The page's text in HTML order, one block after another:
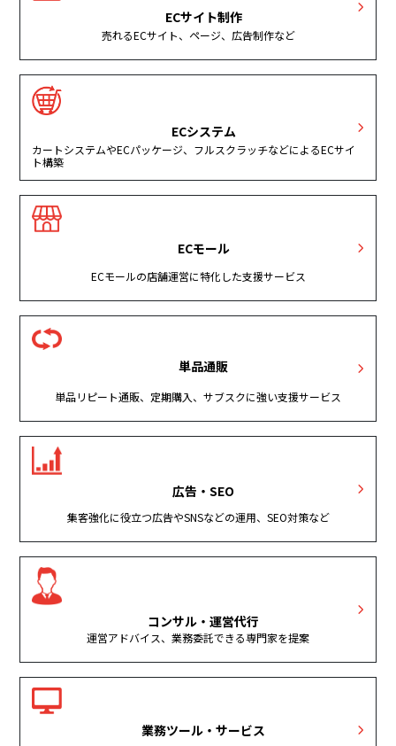
ECサイト制作
売れるECサイト、ページ、広告制作など
ECシステム
カートシステムやECパッケージ、フルスクラッチなどによるECサイ
ト構築
ECモール
ECモールの店舗運営に特化した支援サービス
単品通販
単品リピート通販、定期購入、サブスクに強い支援サービス
広告・SEO
集客強化に役立つ広告やSNSなどの運用、SEO対策など
コンサル・運営代行
運営アドバイス、業務委託できる専門家を提案
業務ツール・サービス